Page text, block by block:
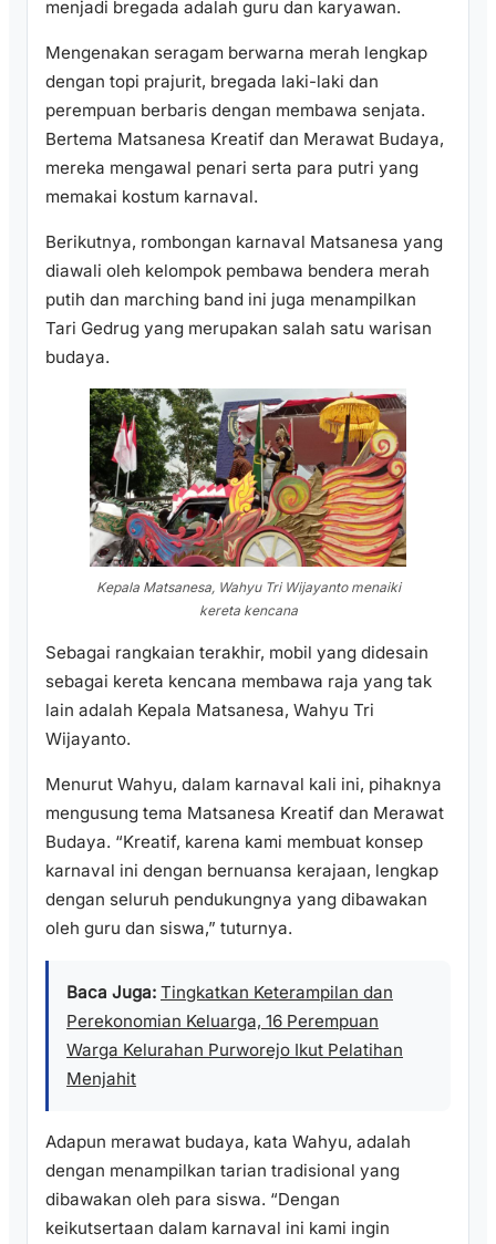
menjadi bregada adalah guru dan karyawan.
Mengenakan seragam berwarna merah lengkap
dengan topi prajurit, bregada laki-laki dan
perempuan berbaris dengan membawa senjata.
Bertema Matsanesa Kreatif dan Merawat Budaya,
mereka mengawal penari serta para putri yang
memakai kostum karnaval.
Berikutnya, rombongan karnaval Matsanesa yang
diawali oleh kelompok pembawa bendera merah
putih dan marching band ini juga menampilkan
Tari Gedrug yang merupakan salah satu warisan
budaya.
Kepala Matsanesa, Wahyu Tri Wijayanto menaiki
kereta kencana
Sebagai rangkaian terakhir, mobil yang didesain
sebagai kereta kencana membawa raja yang tak
lain adalah Kepala Matsanesa, Wahyu Tri
Wijayanto.
Menurut Wahyu, dalam karnaval kali ini, pihaknya
mengusung tema Matsanesa Kreatif dan Merawat
Budaya. “Kreatif, karena kami membuat konsep
karnaval ini dengan bernuansa kerajaan, lengkap
dengan seluruh pendukungnya yang dibawakan
oleh guru dan siswa,” tuturnya.
Baca Juga: Tingkatkan Keterampilan dan
Perekonomian Keluarga, 16 Perempuan
Warga Kelurahan Purworejo Ikut Pelatihan
Menjahit
Adapun merawat budaya, kata Wahyu, adalah
dengan menampilkan tarian tradisional yang
dibawakan oleh para siswa. “Dengan
keikutsertaan dalam karnaval ini kami ingin